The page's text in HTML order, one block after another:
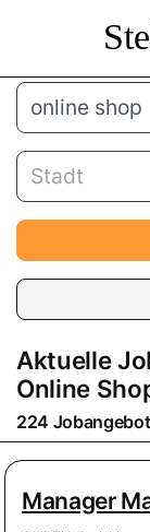
Aktuelle
Online
224
Manager